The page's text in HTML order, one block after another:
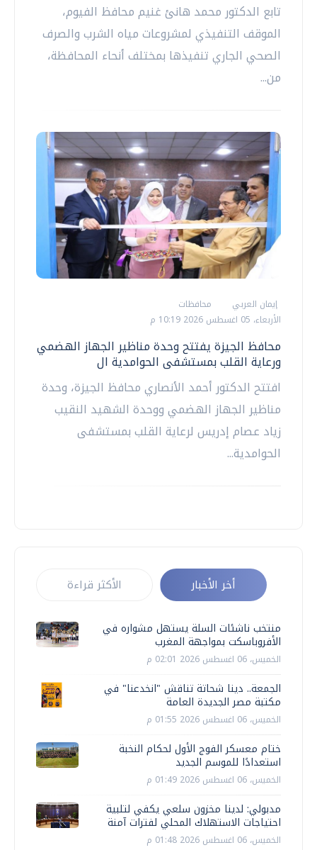
تابع الدكتور محمد هانئ غنيم محافظ الفيوم،
الموقف التنفيذي لمشروعات مياه الشرب والصرف
الصحي الجاري تنفيذها بمختلف أنحاء المحافظة،
من...
إيمان العربي
محافظات
الأربعاء، 05 اغسطس 2026 10:19 م
محافظ الجيزة يفتتح وحدة مناظير الجهاز الهضمي
ورعاية القلب بمستشفى الحوامدية ال
افتتح الدكتور أحمد الأنصاري محافظ الجيزة، وحدة
مناظير الجهاز الهضمي ووحدة الشهيد النقيب
زياد عصام إدريس لرعاية القلب بمستشفى
الحوامدية...
أخر الأخبار الأكثر قراءة
منتخب ناشئات السلة يستهل مشواره في
الأفروباسكت بمواجهة المغرب
الخميس، 06 اغسطس 2026 02:01 م
الجمعة.. دينا شحاتة تناقش "انخدعنا" في
مكتبة مصر الجديدة العامة
الخميس، 06 اغسطس 2026 01:55 م
ختام معسكر الفوج الأول لحكام النخبة
استعدادًا للموسم الجديد
الخميس، 06 اغسطس 2026 01:49 م
مدبولي: لدينا مخزون سلعي يكفي لتلبية
احتياجات الاستهلاك المحلي لفترات آمنة
الخميس، 06 اغسطس 2026 01:48 م